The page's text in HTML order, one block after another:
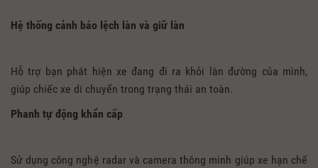
Hệ thống cảnh báo lệch làn và giữ làn
Hỗ trợ bạn phát hiện xe đang đi ra khỏi làn đường của mình,
giúp chiếc xe di chuyển trong trạng thái an toàn.
Phanh tự động khẩn cấp
Sử dụng công nghệ radar và camera thông minh giúp xe hạn chế